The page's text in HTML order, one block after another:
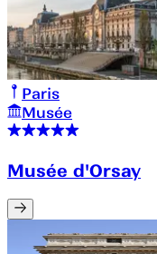
Paris
Musée
Musée d'Orsay